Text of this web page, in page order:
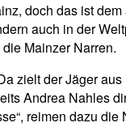
doch das ist
auch in der
Mainzer Narren.
zielt der Jäger
Andrea Nahles
reimen dazu